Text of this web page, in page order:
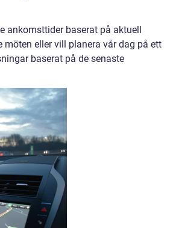
ankomsttider baserat på aktuell
eller vill planera vår dag på ett
baserat på de senaste